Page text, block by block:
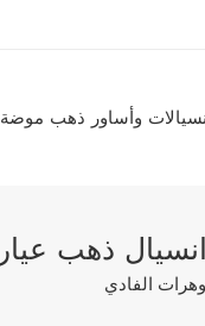
وأساور ذهب موضة
ذهب عيار 21”
الفادي